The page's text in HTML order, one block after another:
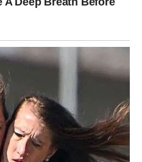
punom snagom. Osećate da
koja vas oslobađa.
sa ozbiljnom namerom.
i počinjete da osećate.